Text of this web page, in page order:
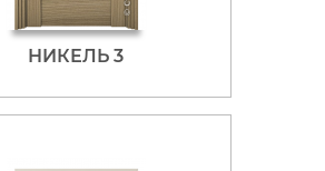
НИКЕЛЬ 3